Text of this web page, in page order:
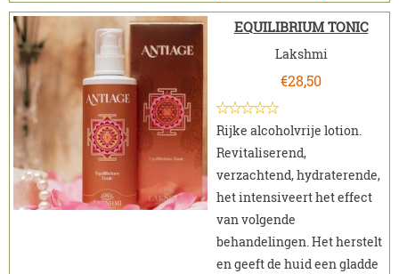
EQUILIBRIUM TONIC
Lakshmi
€28,50
Rijke alcoholvrije lotion.
Revitaliserend,
verzachtend, hydraterende,
het intensiveert het effect
van volgende
behandelingen. Het herstelt
en geeft de huid een gladde